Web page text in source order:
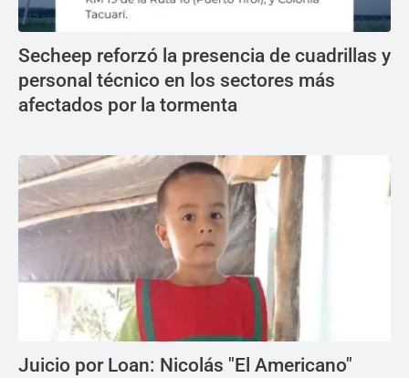
Secheep reforzó la presencia de cuadrillas y
personal técnico en los sectores más
afectados por la tormenta
Juicio por Loan: Nicolás "El Americano"